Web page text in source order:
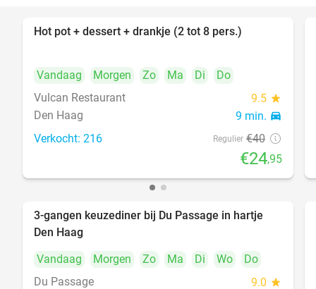
Hot pot + dessert + drankje (2 tot 8 pers.)
Vandaag Morgen Zo Ma Di
Do
Vulcan Restaurant
9.5 star
Den Haag 9 min. directions_car
Verkocht: 216 Regulier €40
€24,95
47%
3-gangen keuzediner bij Du Passage in hartje
Den Haag
Vandaag
Morgen Zo Ma Di Wo
Do
Du Passage
9.0 star